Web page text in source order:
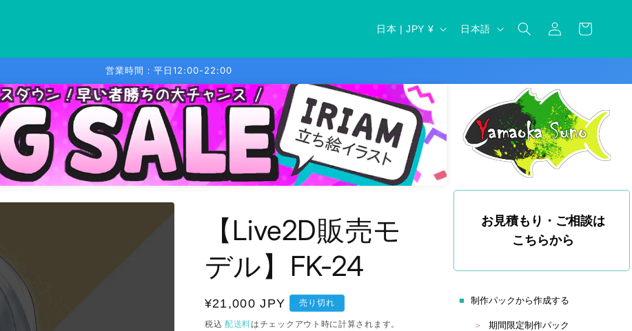
国
域
日本 | JPY ¥
言
日本語
グ
イ
ー
営業時間：平日12:00-22:00
お見積もり・ご相談は
こちらから
制作パックから作成する
期間限定制作パック
【Live2D販売モ
デル】FK-24
通
常
¥21,000 JPY 売り切れ
税込 配送料はチェックアウト時に計算されます。